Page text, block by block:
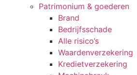
Patrimonium & goederen
Brand
Bedrijfsschade
Alle risico’s
Waardenverzekering
Kredietverzekering